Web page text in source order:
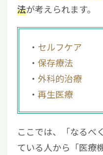
法が考えられます。
セルフケア
保存療法
外科的治療
再生医療
ここでは、「なるべ
ている人から「医療